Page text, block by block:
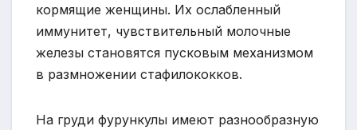
кормящие женщины. Их ослабленный
иммунитет, чувствительный молочные
железы становятся пусковым механизмом
в размножении стафилококков.
На груди фурункулы имеют разнообразную